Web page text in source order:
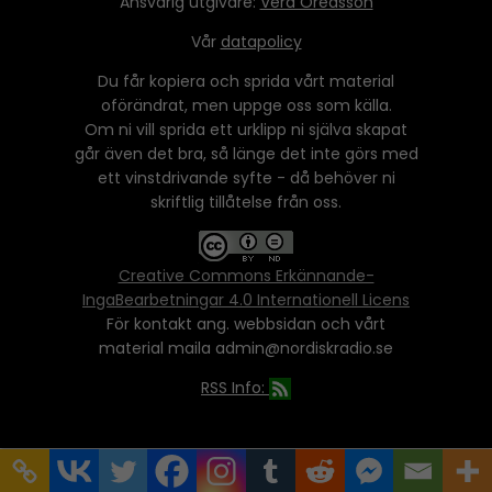
Vår datapolicy
Du får kopiera och sprida vårt material
oförändrat, men uppge oss som källa.
Om ni vill sprida ett urklipp ni själva skapat
går även det bra, så länge det inte görs med
ett vinstdrivande syfte - då behöver ni
skriftlig tillåtelse från oss.
Creative Commons Erkännande-
IngaBearbetningar 4.0 Internationell Licens
För kontakt ang. webbsidan och vårt
material maila admin@nordiskradio.se
RSS Info: